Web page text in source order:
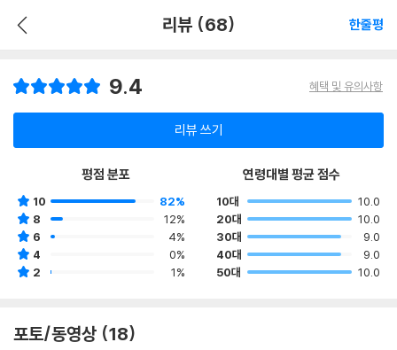
리뷰 (68) 한줄평
9.4 혜택 및 유의사항
리뷰 쓰기
평점 분포
10
82%
8
12%
6
4%
4
0%
2
1%
연령대별 평균 점수
10대
10.0
20대
10.0
30대
9.0
40대
9.0
50대
10.0
포토/동영상 (18)